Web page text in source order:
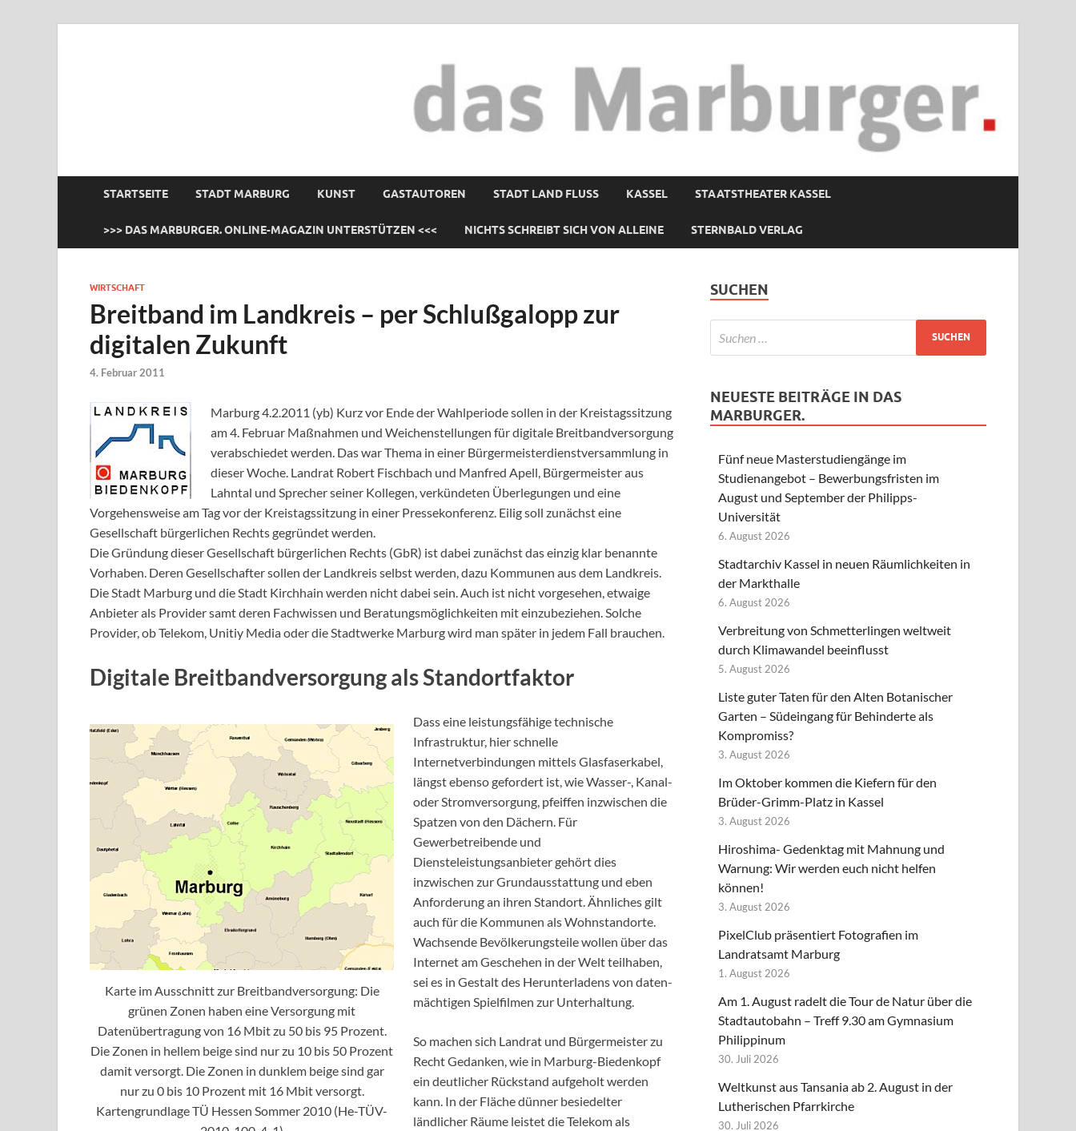
STARTSEITE STADT MARBURG KUNST GASTAUTOREN STADT LAND FLUSS KASSEL STAATSTHEATER KASSEL
>>> DAS MARBURGER. ONLINE-MAGAZIN UNTERSTÜTZEN <<< NICHTS SCHREIBT SICH VON ALLEINE STERNBALD VERLAG
WIRTSCHAFT
Breitband im Landkreis – per Schlußgalopp zur
digitalen Zukunft
4. Februar 2011
Marburg 4.2.2011 (yb) Kurz vor Ende der Wahlperiode sollen in der Kreistagssitzung
am 4. Februar Maßnahmen und Weichenstellungen für digitale Breitbandversorgung
verabschiedet werden. Das war Thema in einer Bürgermeisterdienstversammlung in
dieser Woche. Landrat Robert Fischbach und Manfred Apell, Bürgermeister aus
Lahntal und Sprecher seiner Kollegen, verkündeten Überlegungen und eine
Vorgehensweise am Tag vor der Kreistagssitzung in einer Pressekonferenz. Eilig soll zunächst eine
Gesellschaft bürgerlichen Rechts gegründet werden.
Die Gründung dieser Gesellschaft bürgerlichen Rechts (GbR) ist dabei zunächst das einzig klar benannte
Vorhaben. Deren Gesellschafter sollen der Landkreis selbst werden, dazu Kommunen aus dem Landkreis.
Die Stadt Marburg und die Stadt Kirchhain werden nicht dabei sein. Auch ist nicht vorgesehen, etwaige
Anbieter als Provider samt deren Fachwissen und Beratungsmöglichkeiten mit einzubeziehen. Solche
Provider, ob Telekom, Unitiy Media oder die Stadtwerke Marburg wird man später in jedem Fall brauchen.
Digitale Breitbandversorgung als Standortfaktor
Karte im Ausschnitt zur Breitbandversorgung: Die
grünen Zonen haben eine Versorgung mit
Datenübertragung von 16 Mbit zu 50 bis 95 Prozent.
Die Zonen in hellem beige sind nur zu 10 bis 50 Prozent
damit versorgt. Die Zonen in dunklem beige sind gar
nur zu 0 bis 10 Prozent mit 16 Mbit versorgt.
Kartengrundlage TÜ Hessen Sommer 2010 (He-TÜV-
Dass eine leistungsfähige technische
Infrastruktur, hier schnelle
Internetverbindungen mittels Glasfaserkabel,
längst ebenso gefordert ist, wie Wasser-, Kanal-
oder Stromversorgung, pfeiffen inzwischen die
Spatzen von den Dächern. Für
Gewerbetreibende und
Diensteleistungsanbieter gehört dies
inzwischen zur Grundausstattung und eben
Anforderung an ihren Standort. Ähnliches gilt
auch für die Kommunen als Wohnstandorte.
Wachsende Bevölkerungsteile wollen über das
Internet am Geschehen in der Welt teilhaben,
sei es in Gestalt des Herunterladens von daten-
mächtigen Spielfilmen zur Unterhaltung.
So machen sich Landrat und Bürgermeister zu
Recht Gedanken, wie in Marburg-Biedenkopf
ein deutlicher Rückstand aufgeholt werden
kann. In der Fläche dünner besiedelter
ländlicher Räume leistet die Telekom als
SUCHEN
NEUESTE BEITRÄGE IN DAS
MARBURGER.
Fünf neue Masterstudiengänge im
Studienangebot – Bewerbungsfristen im
August und September der Philipps-
Universität
6. August 2026
Stadtarchiv Kassel in neuen Räumlichkeiten in
der Markthalle
6. August 2026
Verbreitung von Schmetterlingen weltweit
durch Klimawandel beeinflusst
5. August 2026
Liste guter Taten für den Alten Botanischer
Garten – Südeingang für Behinderte als
Kompromiss?
3. August 2026
Im Oktober kommen die Kiefern für den
Brüder-Grimm-Platz in Kassel
3. August 2026
Hiroshima- Gedenktag mit Mahnung und
Warnung: Wir werden euch nicht helfen
können!
3. August 2026
PixelClub präsentiert Fotografien im
Landratsamt Marburg
1. August 2026
Am 1. August radelt die Tour de Natur über die
Stadtautobahn – Treff 9.30 am Gymnasium
Philippinum
30. Juli 2026
Weltkunst aus Tansania ab 2. August in der
Lutherischen Pfarrkirche
30. Juli 2026